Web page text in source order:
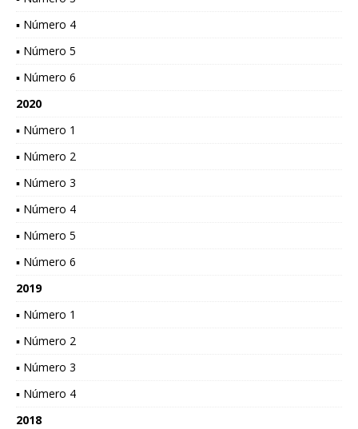
▪ Número 4
▪ Número 5
▪ Número 6
2020
▪ Número 1
▪ Número 2
▪ Número 3
▪ Número 4
▪ Número 5
▪ Número 6
2019
▪ Número 1
▪ Número 2
▪ Número 3
▪ Número 4
2018